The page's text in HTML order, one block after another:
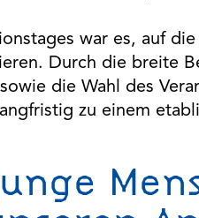
war es, auf
Durch die breite
die Wahl des
zu einem